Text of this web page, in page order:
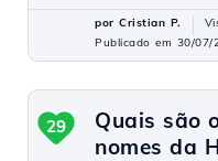
por Cristian P.
Publicado em 30/07/
Quais são
nomes da
29